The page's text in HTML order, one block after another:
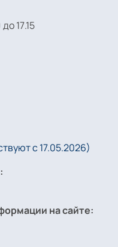
17.15
с 17.05.2026)
на сайте: